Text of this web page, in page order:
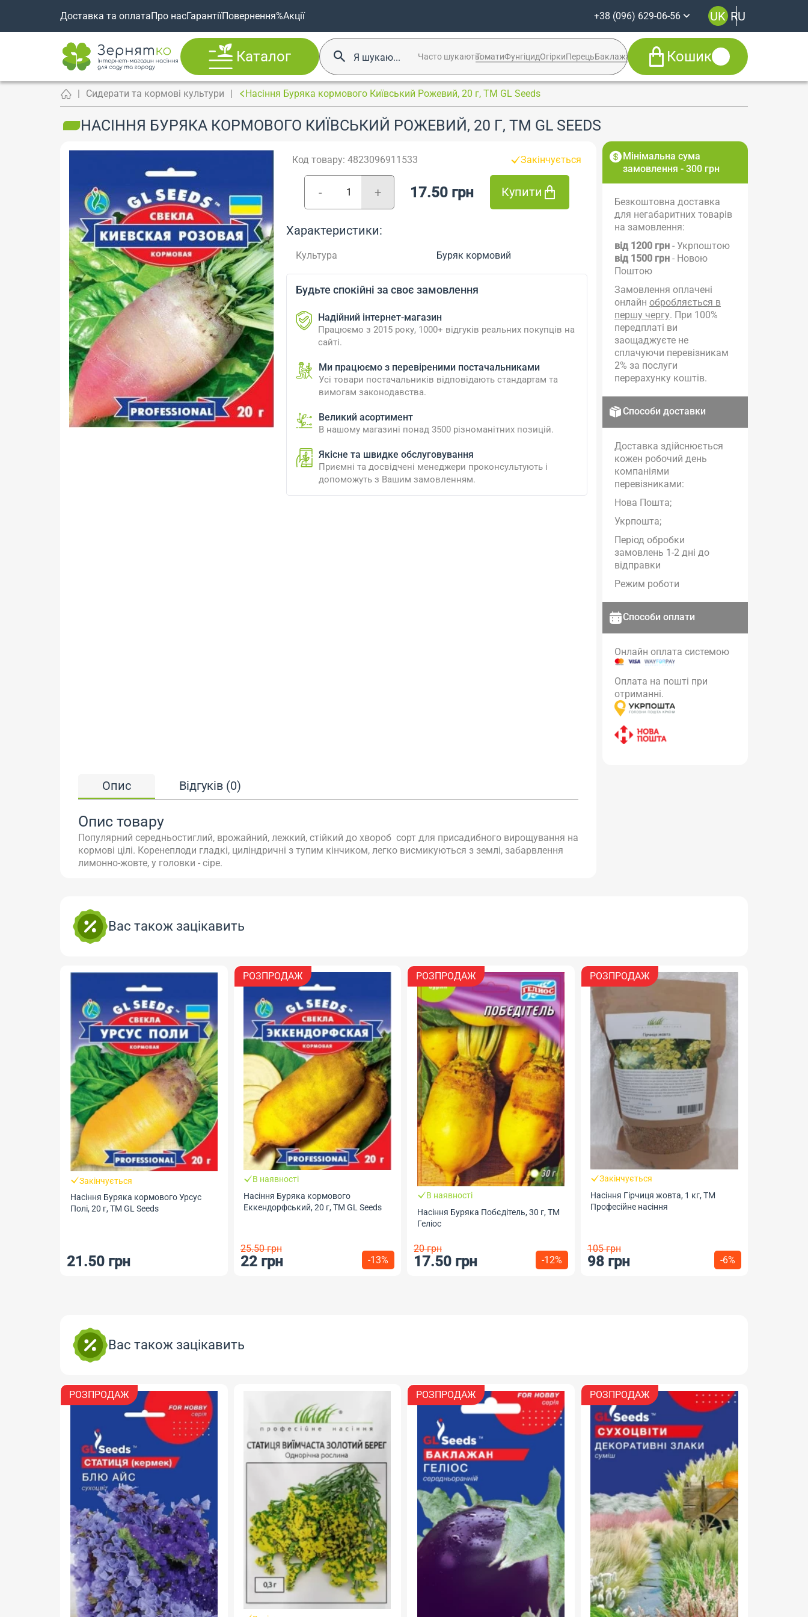
Доставка та оплатаПро насГарантіїПовернення%Акції +38 (096) 629-06-56
Viber
Instagram
UK RU
Каталог Часто шукають:ТоматиФунгіцидОгіркиПерецьБаклажан КабачокSyngenta
Кошик
Сидерати та кормові культури Насіння Буряка кормового Київський Рожевий, 20 г, ТМ GL Seeds
НАСІННЯ БУРЯКА КОРМОВОГО КИЇВСЬКИЙ РОЖЕВИЙ, 20 Г, ТМ GL SEEDS
Код товару: 4823096911533 Закінчується
- + 17.50 грн Купити
Характеристики:
Культура Буряк кормовий
Будьте спокійні за своє замовлення
Надійний інтернет-магазин
Працюємо з 2015 року, 1000+ відгуків реальних покупців на
сайті.
Ми працюємо з перевіреними постачальниками
Усі товари постачальників відповідають стандартам та
вимогам законодавства.
Великий асортимент
В нашому магазині понад 3500 різноманітних позицій.
Якісне та швидке обслуговування
Приємні та досвідчені менеджери проконсультують і
допоможуть з Вашим замовленням.
Мінімальна сума
замовлення - 300 грн
Безкоштовна доставка
для негабаритних товарів
на замовлення:
від 1200 грн - Укрпоштою
від 1500 грн - Новою
Поштою
Замовлення оплачені
онлайнобробляється в
першу чергу. При 100%
передплаті ви
заощаджуєте не
сплачуючи перевізникам
2% за послуги
перерахунку коштів.
Способи доставки
Доставка здійснюється
кожен робочий день
компаніями
перевізниками:
Нова Пошта;
Укрпошта;
Період обробки
замовлень 1-2 дні до
відправки
Режим роботи
Способи оплати
Онлайн оплата системою
Оплата на пошті при
отриманні.
Опис Відгуків (0)
Опис товару
Популярний середньостиглий, врожайний, лежкий, стійкий до хвороб сорт для присадибного вирощування на
кормові цілі. Коренеплоди гладкі, циліндричні з тупим кінчиком, легко висмикуються з землі, забарвлення
лимонно-жовте, у головки - сіре.
Вас також зацікавить
Закінчується
Насіння Буряка кормового Урсус
Полі, 20 г, ТМ GL Seeds
21.50 грн
РОЗПРОДАЖ
В наявності
Насіння Буряка кормового
Еккендорфський, 20 г, ТМ GL Seeds
25.50 грн
22 грн -13%
РОЗПРОДАЖ
В наявності
Насіння Буряка Побєдітель, 30 г, ТМ
Геліос
20 грн
17.50 грн -12%
РОЗПРОДАЖ
Закінчується
Насіння Гірчиця жовта, 1 кг, ТМ
Професійне насіння
105 грн
98 грн -6%
Вас також зацікавить
РОЗПРОДАЖ РОЗПРОДАЖ РОЗПРОДАЖ